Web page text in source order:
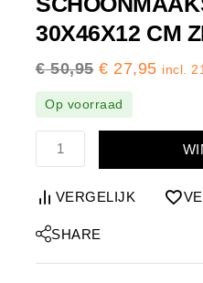
30X46X12 CM
€50,95 € 27,95 incl.
Op voorraad
VERGELIJK
SHARE